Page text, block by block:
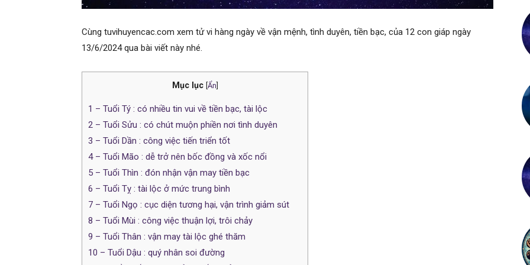
Cùng tuvihuyencac.com xem tử vi hàng ngày về vận mệnh, tình duyên, tiền bạc, của 12 con giáp ngày
13/6/2024 qua bài viết này nhé.
Mục lục Ẩn
1 – Tuổi Tý : có nhiều tin vui về tiền bạc, tài lộc
2 – Tuổi Sửu : có chút muộn phiền nơi tình duyên
3 – Tuổi Dần : công việc tiến triển tốt
4– Tuổi Mão : dễ trở nên bốc đồng và xốc nổi
5 – Tuổi Thìn : đón nhận vận may tiền bạc
6 – Tuổi Tỵ : tài lộc ở mức trung bình
7 – Tuổi Ngọ : cục diện tương hại, vận trình giảm sút
8 – Tuổi Mùi : công việc thuận lợi, trôi chảy
9 – Tuổi Thân : vận may tài lộc ghé thăm
10 – Tuổi Dậu : quý nhân soi đường